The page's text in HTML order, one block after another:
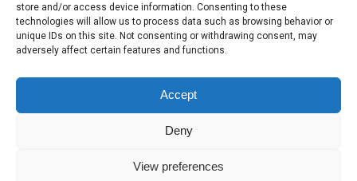
store and/or access device information. Consenting to these
technologies will allow us to process data such as browsing behavior or
unique IDs on this site. Not consenting or withdrawing consent, may
adversely affect certain features and functions.
Accept
Deny
View preferences
Categoria:Eventi Disuper_user_aspd 30 Marzo 2012
Tags: Certosa di S. Bernardo
Autore:super_user_aspd